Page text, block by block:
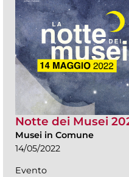
Notte dei Musei
Musei in Comune
14/05/2022
Evento